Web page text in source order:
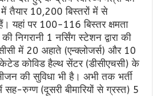
में तैयार 10,200 बिस्तरों में से
यहां पर 100-116 बिस्तर क्षमता
निगरानी 1 नर्सिंग स्टेशन द्वारा की
में 20 अहाते (एन्क्लोजर्स) और 10
कोविड हैल्थ सेंटर (डीसीएचसी) के
की सुविधा भी है। अभी तक भर्ती
रुग्ण (दूसरी बीमारियों से ग्रस्त) 5